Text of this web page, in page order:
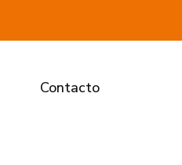
Contacto